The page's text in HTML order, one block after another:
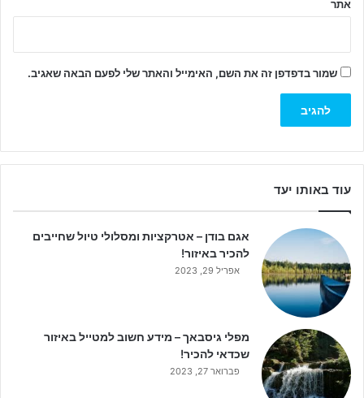
אתר
שמור בדפדפן זה את השם, האימייל והאתר שלי לפעם הבאה שאגיב.
עוד באותו יעד
אגם בודן – אטרקציות ומסלולי טיול שחייבים
להכיר באיזור!
אפריל 29, 2023
מפלי גיסבאך – מידע חשוב למטייל באיזור
שכדאי להכיר!
פברואר 27, 2023